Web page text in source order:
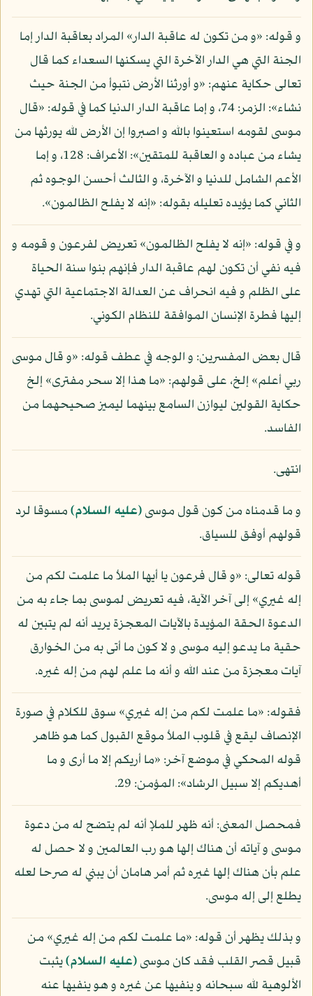
و قوله: «و من تكون له عاقبة الدار» المراد بعاقبة الدار إما
الجنة التي هي الدار الآخرة التي يسكنها السعداء كما قال
تعالى حكاية عنهم: «و أورثنا الأرض نتبوأ من الجنة حيث
نشاء»: الزمر: 74، و إما عاقبة الدار الدنيا كما في قوله: «قال
موسى لقومه استعينوا بالله و اصبروا إن الأرض لله يورثها من
يشاء من عباده و العاقبة للمتقين»: الأعراف: 128، و إما
الأعم الشامل للدنيا و الآخرة، و الثالث أحسن الوجوه ثم
الثاني كما يؤيده تعليله بقوله: «إنه لا يفلح الظالمون».
و في قوله: «إنه لا يفلح الظالمون» تعريض لفرعون و قومه و
فيه نفي أن تكون لهم عاقبة الدار فإنهم بنوا سنة الحياة
على الظلم و فيه انحراف عن العدالة الاجتماعية التي تهدي
إليها فطرة الإنسان الموافقة للنظام الكوني.
قال بعض المفسرين: و الوجه في عطف قوله: «و قال موسى
ربي أعلم» إلخ، على قولهم: «ما هذا إلا سحر مفترى» إلخ
حكاية القولين ليوازن السامع بينهما ليميز صحيحهما من
الفاسد.
انتهى.
و ما قدمناه من كون قول موسى(عليه السلام)مسوقا لرد
قولهم أوفق للسياق.
قوله تعالى: «و قال فرعون يا أيها الملأ ما علمت لكم من
إله غيري» إلى آخر الآية، فيه تعريض لموسى بما جاء به من
الدعوة الحقة المؤيدة بالآيات المعجزة يريد أنه لم يتبين له
حقية ما يدعو إليه موسى و لا كون ما أتى به من الخوارق
آيات معجزة من عند الله و أنه ما علم لهم من إله غيره.
فقوله: «ما علمت لكم من إله غيري» سوق للكلام في صورة
الإنصاف ليقع في قلوب الملأ موقع القبول كما هو ظاهر
قوله المحكي في موضع آخر: «ما أريكم إلا ما أرى و ما
أهديكم إلا سبيل الرشاد»: المؤمن: 29.
فمحصل المعنى: أنه ظهر للملإ أنه لم يتضح له من دعوة
موسى و آياته أن هناك إلها هو رب العالمين و لا حصل له
علم بأن هناك إلها غيره ثم أمر هامان أن يبني له صرحا لعله
يطلع إلى إله موسى.
و بذلك يظهر أن قوله: «ما علمت لكم من إله غيري» من
قبيل قصر القلب فقد كان موسى(عليه السلام)يثبت
الألوهية لله سبحانه و ينفيها عن غيره و هو ينفيها عنه